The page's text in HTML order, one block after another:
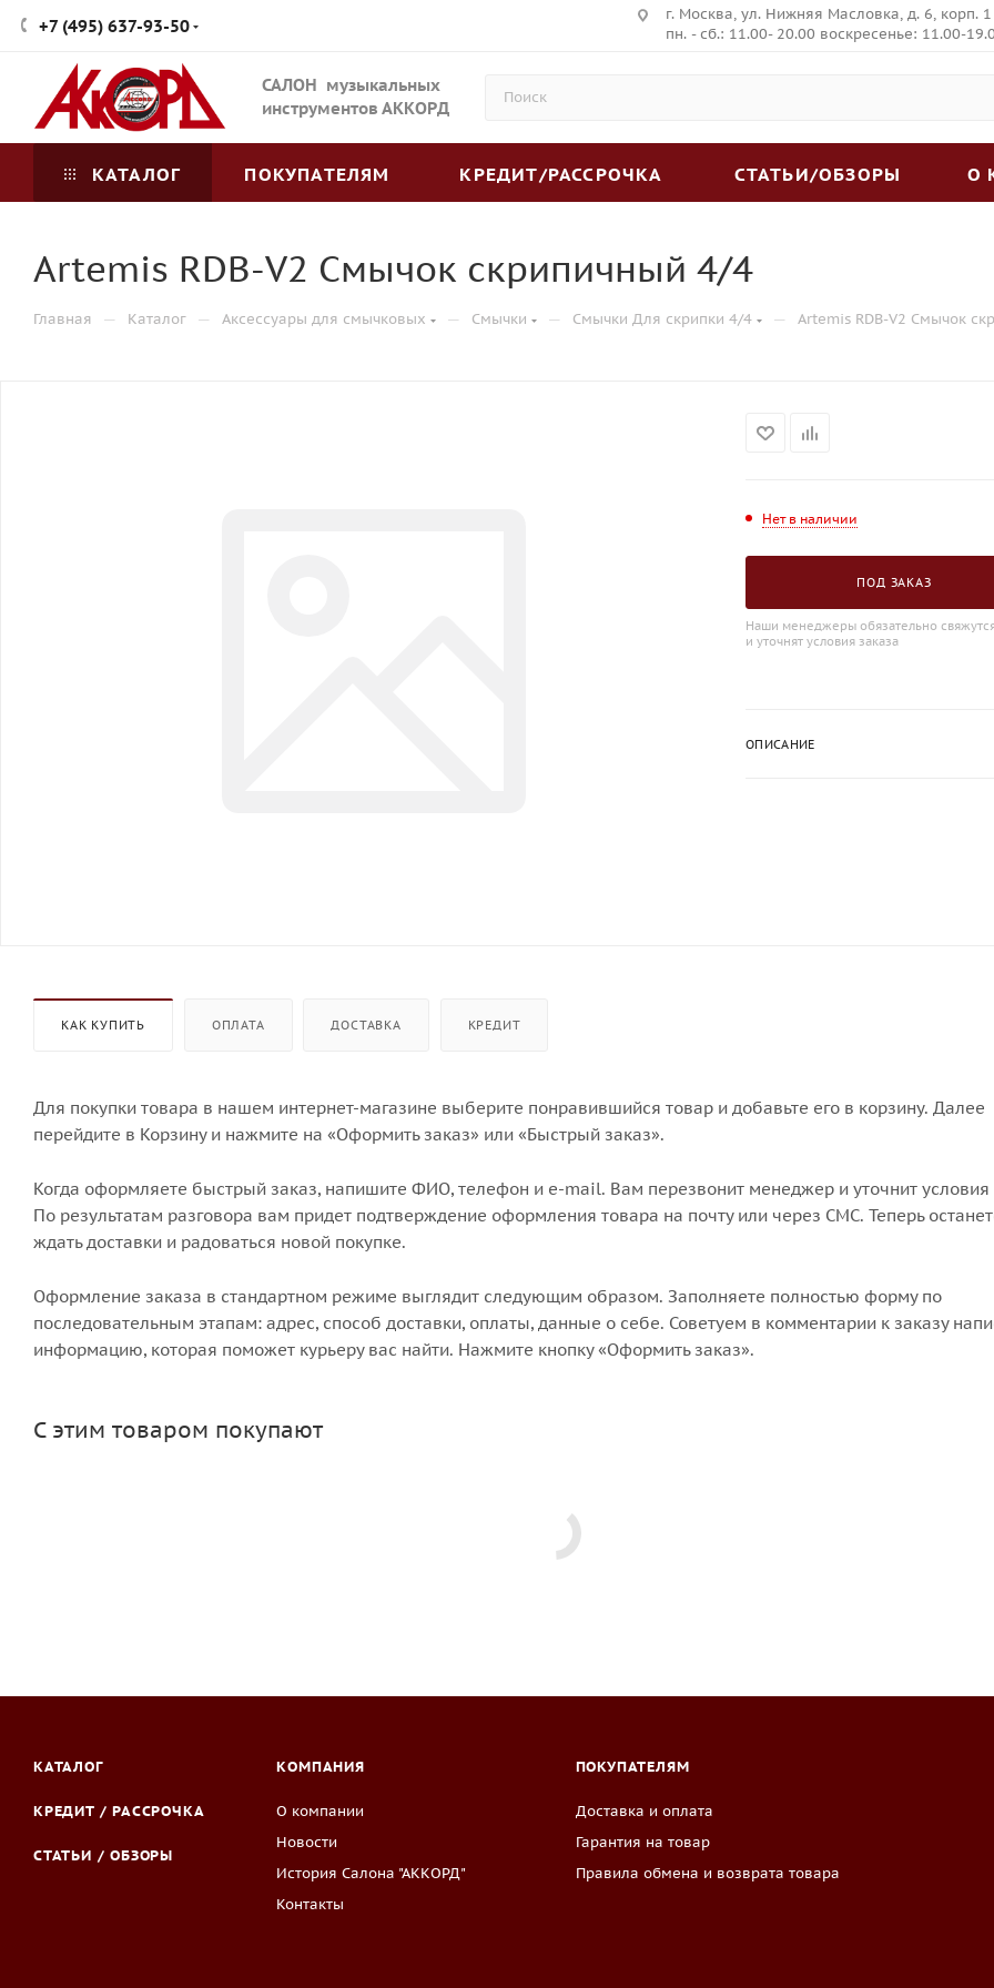
+7 (495) 637-93-50
г. Москва, ул. Нижняя Масловка, д. 6, корп. 1
пн. - сб.: 11.00- 20.00 воскресенье: 11.00-
САЛОН музыкальных
инструментов АККОРД
КАТАЛОГ ПОКУПАТЕЛЯМ КРЕДИТ/РАССРОЧКА СТАТЬИ/ОБЗОРЫ О
Artemis RDB-V2 Смычок скрипичный 4/4
Главная — Каталог — Аксессуары для смычковых — Смычки — Смычки Для скрипки 4/4 — Artemis RDB-V2 Смычок
Нет в наличии
ПОД ЗАКАЗ
Наши менеджеры обязательно
и уточнят условия заказа
ОПИСАНИЕ
КАК КУПИТЬ ОПЛАТА ДОСТАВКА КРЕДИТ
Для покупки товара в нашем интернет-магазине выберите понравившийся товар и добавьте его в корзину. Далее
перейдите в Корзину и нажмите на «Оформить заказ» или «Быстрый заказ».
Когда оформляете быстрый заказ, напишите ФИО, телефон и e-mail. Вам перезвонит менеджер и уточнит условия
По результатам разговора вам придет подтверждение оформления товара на почту или через СМС. Теперь
ждать доставки и радоваться новой покупке.
Оформление заказа в стандартном режиме выглядит следующим образом. Заполняете полностью форму по
последовательным этапам: адрес, способ доставки, оплаты, данные о себе. Советуем в комментарии к заказу
информацию, которая поможет курьеру вас найти. Нажмите кнопку «Оформить заказ».
С этим товаром покупают
КАТАЛОГ
КРЕДИТ / РАССРОЧКА
СТАТЬИ / ОБЗОРЫ
КОМПАНИЯ
О компании
Новости
История Салона "АККОРД"
Контакты
ПОКУПАТЕЛЯМ
Доставка и оплата
Гарантия на товар
Правила обмена и возврата товара